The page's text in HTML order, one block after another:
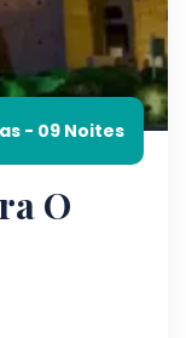
- 09 Noites
O